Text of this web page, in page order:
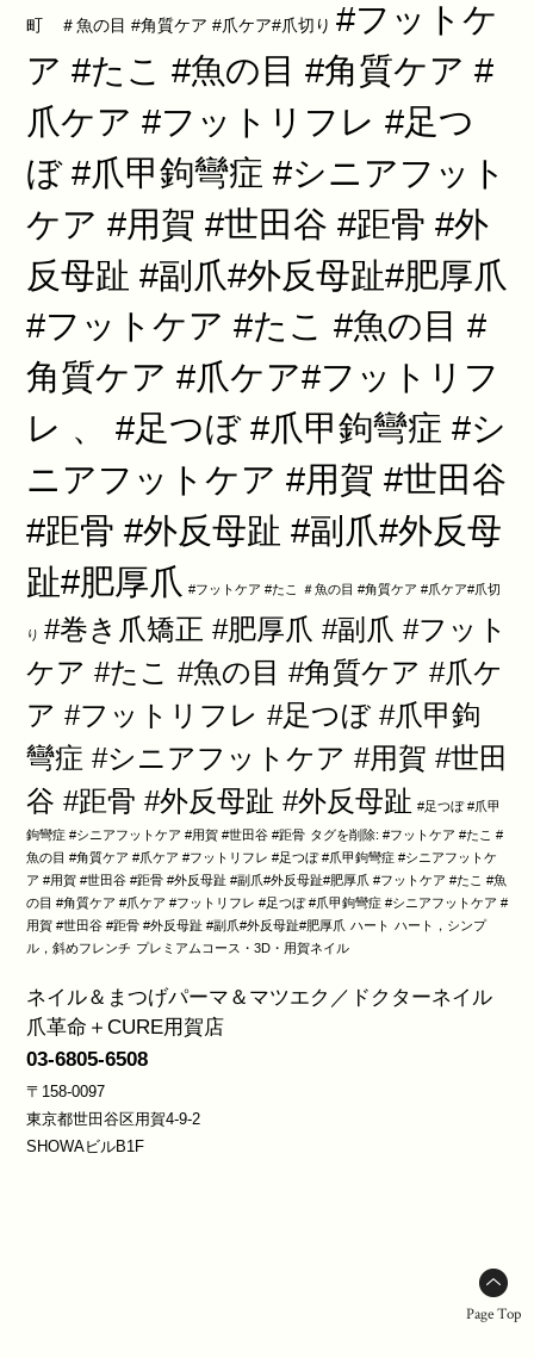
町 ＃魚の目 #角質ケア #爪ケア#爪切り #フットケ
ア #たこ #魚の目 #角質ケア #
爪ケア #フットリフレ #足つ
ぼ #爪甲鉤彎症 #シニアフット
ケア #用賀 #世田谷 #距骨 #外
反母趾 #副爪#外反母趾#肥厚爪
#フットケア #たこ #魚の目 #
角質ケア #爪ケア#フットリフ
レ 、 #足つぼ #爪甲鉤彎症 #シ
ニアフットケア #用賀 #世田谷
#距骨 #外反母趾 #副爪#外反母
趾#肥厚爪 #フットケア #たこ ＃魚の目 #角質ケア #爪ケア#爪切
り #巻き爪矯正 #肥厚爪 #副爪 #フット
ケア #たこ #魚の目 #角質ケア #爪ケ
ア #フットリフレ #足つぼ #爪甲鉤
彎症 #シニアフットケア #用賀 #世田
谷 #距骨 #外反母趾 #外反母趾 #足つぼ #爪甲
鉤彎症 #シニアフットケア #用賀 #世田谷 #距骨 タグを削除: #フットケア #たこ #
魚の目 #角質ケア #爪ケア #フットリフレ #足つぼ #爪甲鉤彎症 #シニアフットケ
ア #用賀 #世田谷 #距骨 #外反母趾 #副爪#外反母趾#肥厚爪 #フットケア #たこ #魚
の目 #角質ケア #爪ケア #フットリフレ #足つぼ #爪甲鉤彎症 #シニアフットケア #
用賀 #世田谷 #距骨 #外反母趾 #副爪#外反母趾#肥厚爪 ハート ハート，シンプ
ル，斜めフレンチ プレミアムコース・3D・用賀ネイル
ネイル＆まつげパーマ＆マツエク／ドクターネイル
爪革命＋CURE用賀店
03-6805-6508
〒158-0097
東京都世田谷区用賀4-9-2
SHOWAビルB1F
Page Top